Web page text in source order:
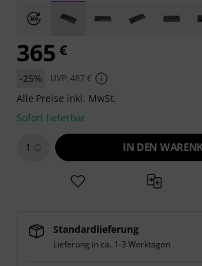
365 €
-25% UVP: 487 €
Alle Preise inkl. MwSt.
Sofort lieferbar
1 IN DEN
Standardlieferung
Lieferung in ca. 1-3 Werktagen